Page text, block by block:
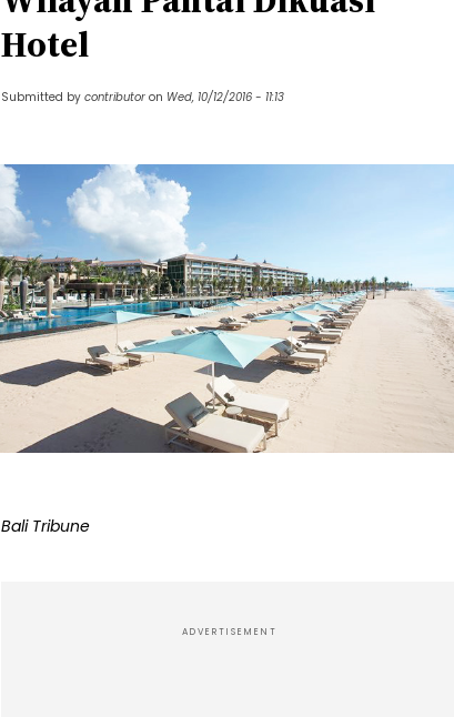
Hotel
Submitted by contributor on Wed, 10/12/2016 - 11:13
Bali Tribune
ADVERTISEMENT